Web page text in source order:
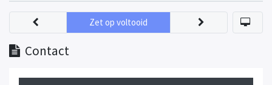
Contact
Zet op voltooid